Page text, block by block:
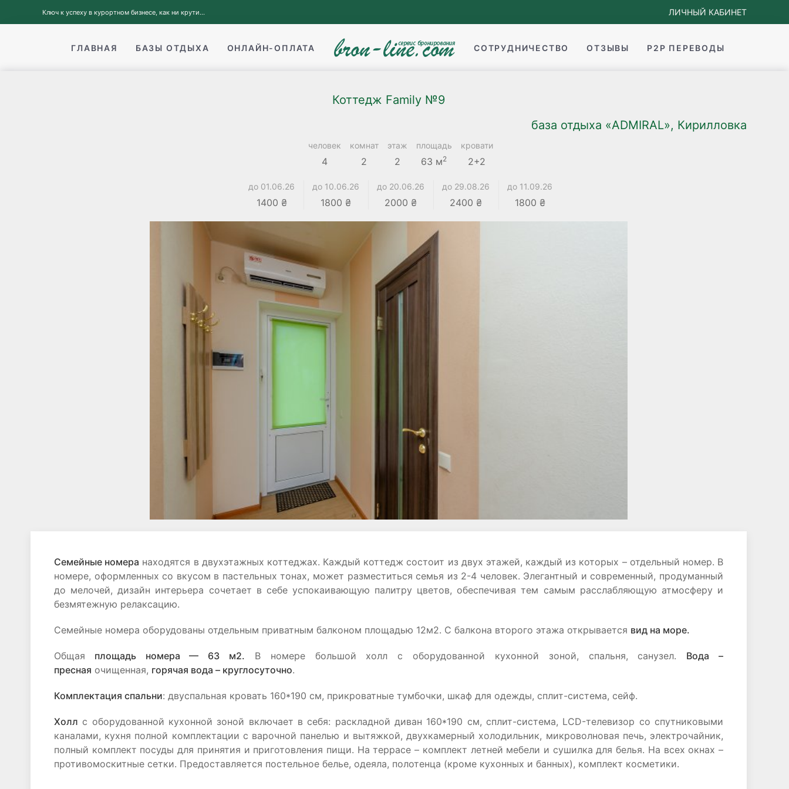
Ключ к успеху в курортном бизнесе, как ни крути... ЛИЧНЫЙ КАБИНЕТ
ГЛАВНАЯ БАЗЫ ОТДЫХА ОНЛАЙН-ОПЛАТА СОТРУДНИЧЕСТВО ОТЗЫВЫ P2P ПЕРЕВОДЫ
Коттедж Family №9
база отдыха «ADMIRAL», Кирилловка
человек
4
комнат
2
этаж
2
площадь
63 м2
кровати
2+2
до 01.06.26
1400 ₴
до 10.06.26
1800 ₴
до 20.06.26
2000 ₴
до 29.08.26
2400 ₴
до 11.09.26
1800 ₴
Семейные номера находятся в двухэтажных коттеджах. Каждый коттедж состоит из двух этажей, каждый из которых – отдельный номер. В
номере, оформленных со вкусом в пастельных тонах, может разместиться семья из 2-4 человек. Элегантный и современный, продуманный
до мелочей, дизайн интерьера сочетает в себе успокаивающую палитру цветов, обеспечивая тем самым расслабляющую атмосферу и
безмятежную релаксацию.
Семейные номера оборудованы отдельным приватным балконом площадью 12м2. С балкона второго этажа открывается вид на море.
Общая площадь номера — 63 м2. В номере большой холл с оборудованной кухонной зоной, спальня, санузел. Вода –
пресная очищенная, горячая вода – круглосуточно.
Комплектация спальни: двуспальная кровать 160*190 см, прикроватные тумбочки, шкаф для одежды, сплит-система, сейф.
Холл с оборудованной кухонной зоной включает в себя: раскладной диван 160*190 см, сплит-система, LCD-телевизор со спутниковыми
каналами, кухня полной комплектации с варочной панелью и вытяжкой, двухкамерный холодильник, микроволновая печь, электрочайник,
полный комплект посуды для принятия и приготовления пищи. На террасе – комплект летней мебели и сушилка для белья. На всех окнах –
противомоскитные сетки. Предоставляется постельное белье, одеяла, полотенца (кроме кухонных и банных), комплект косметики.